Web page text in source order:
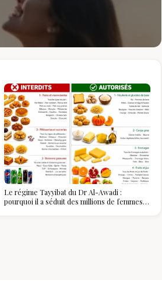
Le régime Tayyibat du Dr Al-Awadi :
pourquoi il a séduit des millions de femmes